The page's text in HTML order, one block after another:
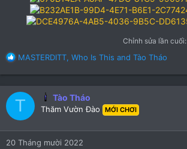
Chỉnh sửa lần cuối:
R
c
t
o
n
s
MASTERDITT, Who Is This and Tào Tháo
T Tào Tháo
Thăm Vườn Đào MỚI CHƠI
20 Tháng mười 2022